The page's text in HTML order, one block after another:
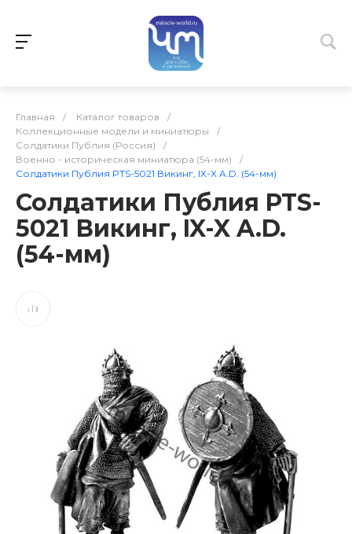
Главная / Каталог товаров
/
Коллекционные модели и миниатюры
/
Солдатики Публия (Россия)
/
Военно - историческая миниатюра (54-мм)
/
Солдатики Публия PTS-5021 Викинг, IX-X A.D. (54-мм)
Солдатики Публия PTS-
5021 Викинг, IX-X A.D.
(54-мм)